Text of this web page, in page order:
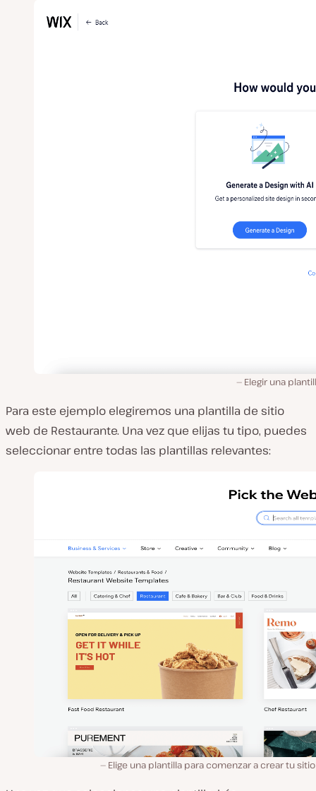
Elegir una
Para este ejemplo elegiremos una plantilla de sitio
web de Restaurante. Una vez que elijas tu tipo, puedes
seleccionar entre todas las plantillas relevantes:
Elige una plantilla para comenzar a crear tu